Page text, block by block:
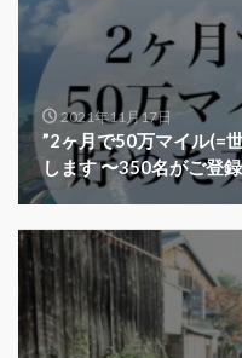
2021年11月17日
”2ヶ月で50万マイル(=
します 〜350名がご登